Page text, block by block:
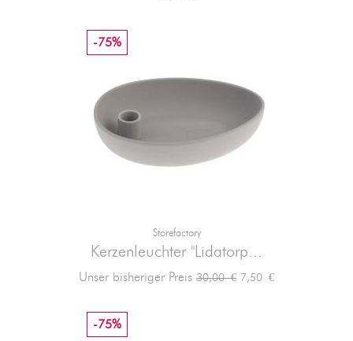
Storefactory
Kerzenleuchter "Lidatorp...
Unser bisheriger Preis Verkaufspreis
30,00 €
-75%
Preis
7,50 €
-75%